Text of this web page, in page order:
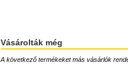
Vásárolták még
A következő termékeket más vásárlók